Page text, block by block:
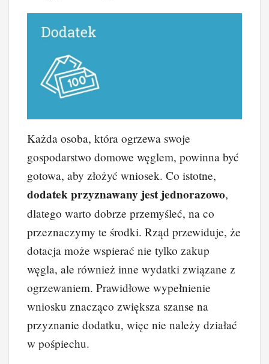
Każda osoba, która ogrzewa swoje
gospodarstwo domowe węglem, powinna być
gotowa, aby złożyć wniosek. Co istotne,
dodatek przyznawany jest jednorazowo,
dlatego warto dobrze przemyśleć, na co
przeznaczymy te środki. Rząd przewiduje, że
dotacja może wspierać nie tylko zakup
węgla, ale również inne wydatki związane z
ogrzewaniem. Prawidłowe wypełnienie
wniosku znacząco zwiększa szanse na
przyznanie dodatku, więc nie należy działać
w pośpiechu.